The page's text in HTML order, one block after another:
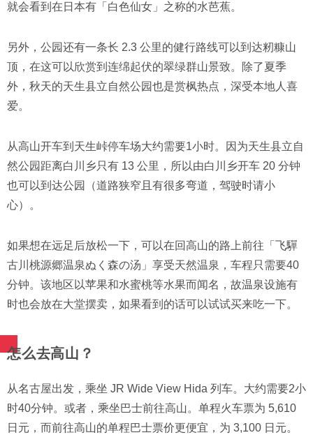
就会看到在日本有「白色仙女」之称的水芭蕉。
另外，公园还有一条长 2.3 公里的健行路线可以到达籾糠山
顶，在这可以欣赏到连绵起伏的翠绿群山景致。除了夏季
外，秋天的天生县立自然公园也是赏枫热点，深受本地人喜
爱。
从高山开车到天生峠停车场大约需要1小时。因为天生县立自
然公园距离白川乡只有 13 公里，所以由白川乡开车 20 分钟
也可以到达公园（道路狭窄且有很多弯道，驾驶时请小
心）。
如果想在远足后放松一下，可以在回高山的路上前往「飞驒
古川桃源郷温泉ぬく森の汤」享受天然温泉，车程只需要40
分钟。该地区以苹果和水蜜桃等水果而闻名，故温泉设施有
时也会放在大堂摆卖，如果看到的话可以试试买来吃一下。
怎么去高山？
从名古屋出发，乘坐 JR Wide View Hida 列车。大约需要2小
时40分钟。或者，乘坐巴士前往高山。单程火车票为 5,610
日元，而前往高山的单程巴士票价更便宜，为 3,100 日元。